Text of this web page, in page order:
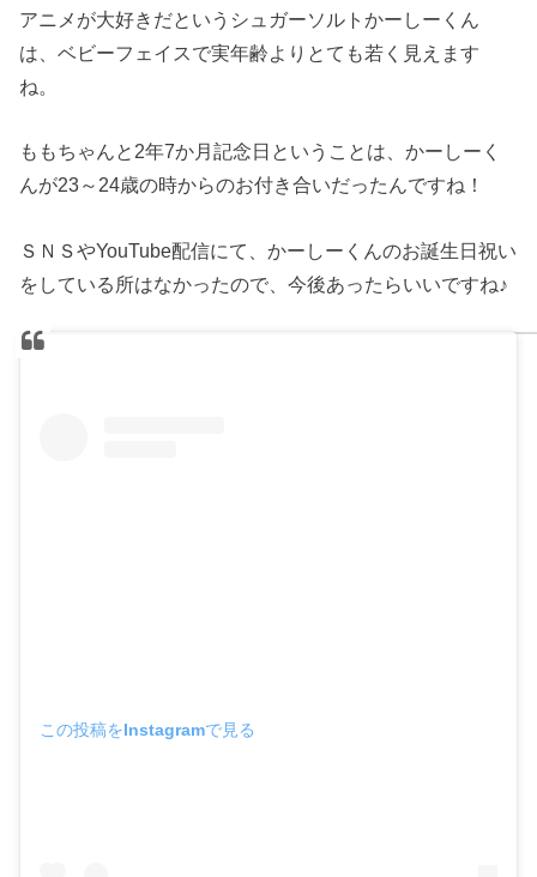
アニメが大好きだというシュガーソルトかーしーくん
は、ベビーフェイスで実年齢よりとても若く見えます
ね。
ももちゃんと2年7か月記念日ということは、かーしーく
んが23～24歳の時からのお付き合いだったんですね！
ＳＮＳやYouTube配信にて、かーしーくんのお誕生日祝い
をしている所はなかったので、今後あったらいいですね♪
この投稿をInstagramで見る